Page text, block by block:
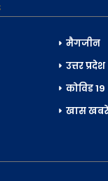
मैगजीन
उत्तर प्रदेश
कोविड 19
खास खबरें